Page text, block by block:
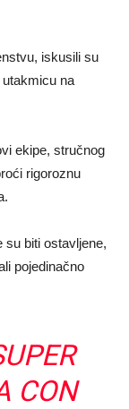
iskusili su
utakmicu na
ekipe, stručnog
rigoroznu
su biti ostavljene,
pojedinačno
CON